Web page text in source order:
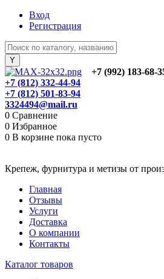
Вход
Регистрация
+7 (992) 183-68-
+7 (812) 332-44-94
+7 (812) 501-83-94
3324494@mail.ru
0 Сравнение
0 Избранное
0 В корзине пока пусто
Крепеж, фурнитура и метизы от
Главная
Отзывы
Услуги
Доставка
О компании
Контакты
Каталог товаров